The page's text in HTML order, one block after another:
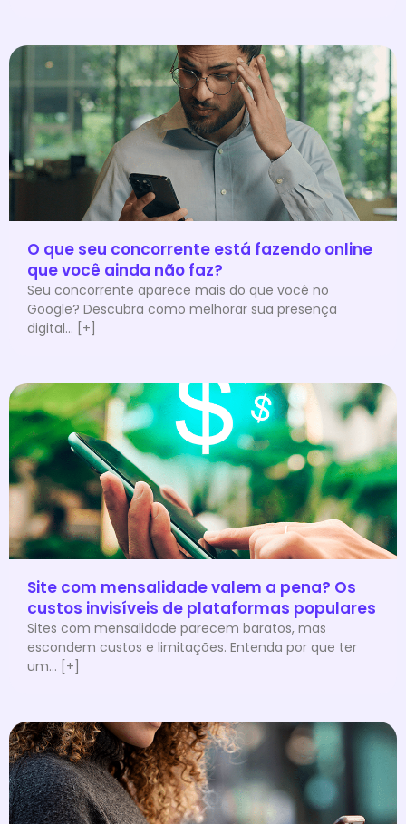
O que seu concorrente está fazendo online
que você ainda não faz?
Seu concorrente aparece mais do que você no
Google? Descubra como melhorar sua presença
digital... [+]
Site com mensalidade valem a pena? Os
custos invisíveis de plataformas populares
Sites com mensalidade parecem baratos, mas
escondem custos e limitações. Entenda por que ter
um... [+]